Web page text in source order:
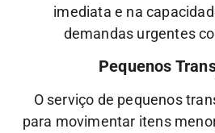
imediata e na
demandas urgentes
Pequenos
O serviço de pequenos
para movimentar itens